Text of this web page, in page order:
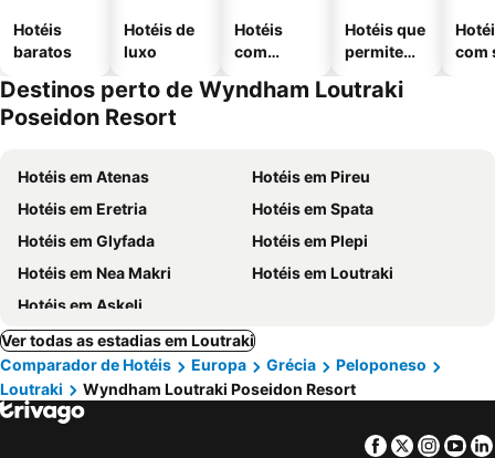
Hotéis
baratos
Hotéis de
luxo
Hotéis
com
Hotéis que
permitem
com
Destinos perto de Wyndham Loutraki
Poseidon Resort
Hotéis em Atenas
Hotéis em Pireu
Hotéis em Eretria
Hotéis em Spata
Hotéis em Glyfada
Hotéis em Plepi
Hotéis em Nea Makri
Hotéis em Loutraki
Hotéis em Askeli
Ver todas as estadias em Loutraki
Comparador de Hotéis
Europa Grécia
Peloponeso
Loutraki
Wyndham Loutraki Poseidon Resort
Facebook
Twitter